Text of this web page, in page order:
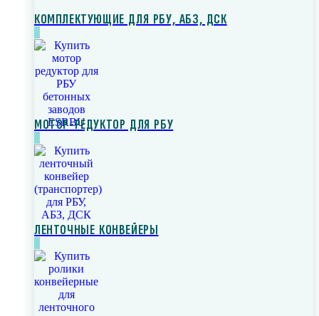
КОМПЛЕКТУЮЩИЕ ДЛЯ РБУ, АБЗ, ДСК
МОТОР-РЕДУКТОР ДЛЯ РБУ
ЛЕНТОЧНЫЕ КОНВЕЙЕРЫ